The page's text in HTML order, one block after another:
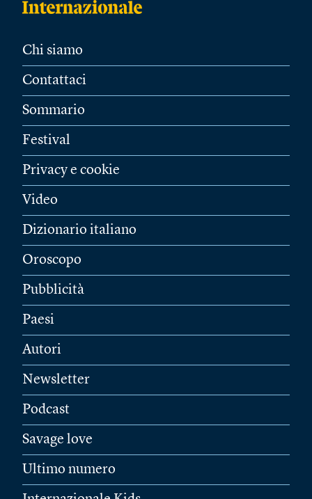
Chi siamo
Contattaci
Sommario
Festival
Privacy e cookie
Video
Dizionario italiano
Oroscopo
Pubblicità
Paesi
Autori
Newsletter
Podcast
Savage love
Ultimo numero